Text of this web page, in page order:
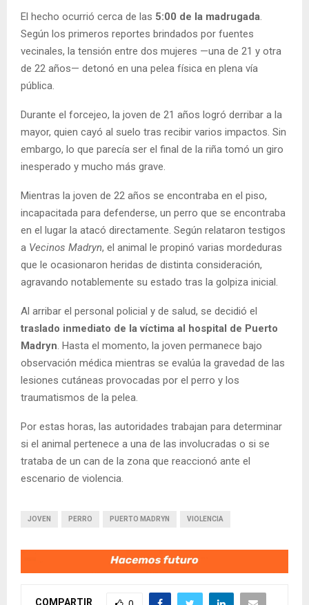
El hecho ocurrió cerca de las 5:00 de la madrugada.
Según los primeros reportes brindados por fuentes
vecinales, la tensión entre dos mujeres —una de 21 y otra
de 22 años— detonó en una pelea física en plena vía
pública.
Durante el forcejeo, la joven de 21 años logró derribar a la
mayor, quien cayó al suelo tras recibir varios impactos. Sin
embargo, lo que parecía ser el final de la riña tomó un giro
inesperado y mucho más grave.
Mientras la joven de 22 años se encontraba en el piso,
incapacitada para defenderse, un perro que se encontraba
en el lugar la atacó directamente. Según relataron testigos
a Vecinos Madryn, el animal le propinó varias mordeduras
que le ocasionaron heridas de distinta consideración,
agravando notablemente su estado tras la golpiza inicial.
Al arribar el personal policial y de salud, se decidió el
traslado inmediato de la víctima al hospital de Puerto
Madryn. Hasta el momento, la joven permanece bajo
observación médica mientras se evalúa la gravedad de las
lesiones cutáneas provocadas por el perro y los
traumatismos de la pelea.
Por estas horas, las autoridades trabajan para determinar
si el animal pertenece a una de las involucradas o si se
trataba de un can de la zona que reaccionó ante el
escenario de violencia.
JOVEN PERRO PUERTO MADRYN VIOLENCIA
COMPARTIR